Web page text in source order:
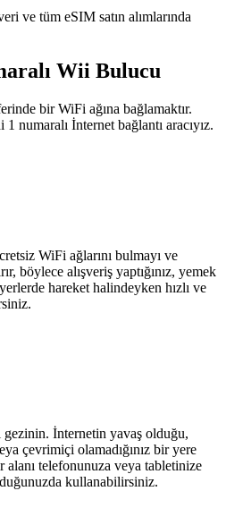
ve tüm eSIM satın alımlarında
Wii Bulucu
bir WiFi ağına bağlamaktır.
numaralı İnternet bağlantı aracıyız.
WiFi ağlarını bulmayı ve
böylece alışveriş yaptığınız, yemek
hareket halindeyken hızlı ve
gezinin. İnternetin yavaş olduğu,
çevrimiçi olamadığınız bir yere
telefonunuza veya tabletinize
kullanabilirsiniz.